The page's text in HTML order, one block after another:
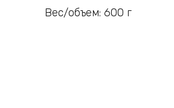
Вес/объем: 600 г